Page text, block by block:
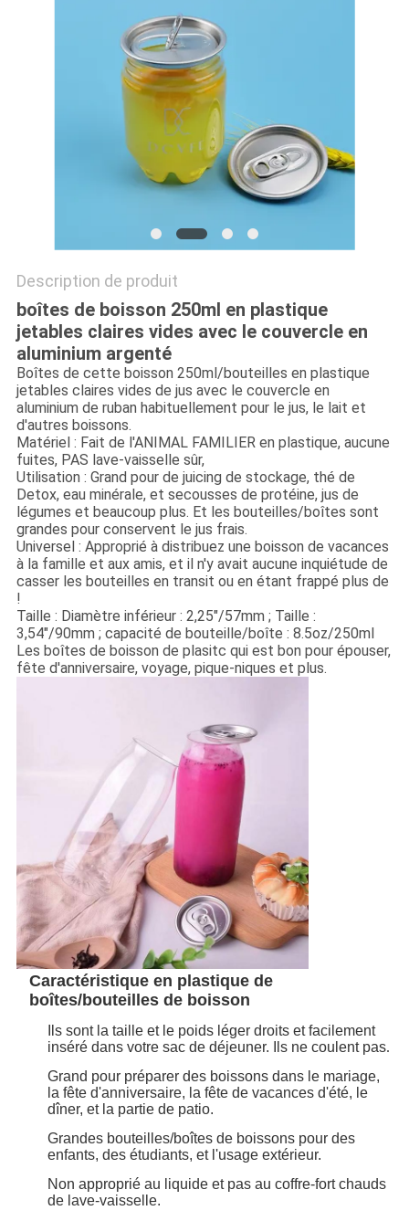
Description de produit
boîtes de boisson 250ml en plastique
jetables claires vides avec le couvercle en
aluminium argenté
Boîtes de cette boisson 250ml/bouteilles en plastique
jetables claires vides de jus avec le couvercle en
aluminium de ruban habituellement pour le jus, le lait et
d'autres boissons.
Matériel : Fait de l'ANIMAL FAMILIER en plastique, aucune
fuites, PAS lave-vaisselle sûr,
Utilisation : Grand pour de juicing de stockage, thé de
Detox, eau minérale, et secousses de protéine, jus de
légumes et beaucoup plus. Et les bouteilles/boîtes sont
grandes pour conservent le jus frais.
Universel : Approprié à distribuez une boisson de vacances
à la famille et aux amis, et il n'y avait aucune inquiétude de
casser les bouteilles en transit ou en étant frappé plus de
!
Taille : Diamètre inférieur : 2,25"/57mm ; Taille :
3,54"/90mm ; capacité de bouteille/boîte : 8.5oz/250ml
Les boîtes de boisson de plasitc qui est bon pour épouser,
fête d'anniversaire, voyage, pique-niques et plus.
Caractéristique en plastique de
boîtes/bouteilles de boisson
Ils sont la taille et le poids léger droits et facilement
inséré dans votre sac de déjeuner. Ils ne coulent pas.
Grand pour préparer des boissons dans le mariage,
la fête d'anniversaire, la fête de vacances d'été, le
dîner, et la partie de patio.
Grandes bouteilles/boîtes de boissons pour des
enfants, des étudiants, et l'usage extérieur.
Non approprié au liquide et pas au coffre-fort chauds
de lave-vaisselle.